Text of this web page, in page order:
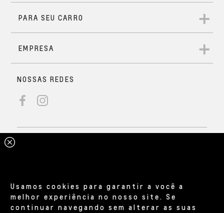
Usamos cookies para garantir a você a
melhor experiência no nosso site. Se
continuar navegando sem alterar as suas